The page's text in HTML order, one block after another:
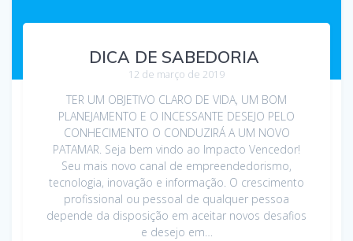
DICA DE SABEDORIA
12 de março de 2019
TER UM OBJETIVO CLARO DE VIDA, UM BOM
PLANEJAMENTO E O INCESSANTE DESEJO PELO
CONHECIMENTO O CONDUZIRÁ A UM NOVO
PATAMAR. Seja bem vindo ao Impacto Vencedor!
Seu mais novo canal de empreendedorismo,
tecnologia, inovação e informação. O crescimento
profissional ou pessoal de qualquer pessoa
depende da disposição em aceitar novos desafios
e desejo em…